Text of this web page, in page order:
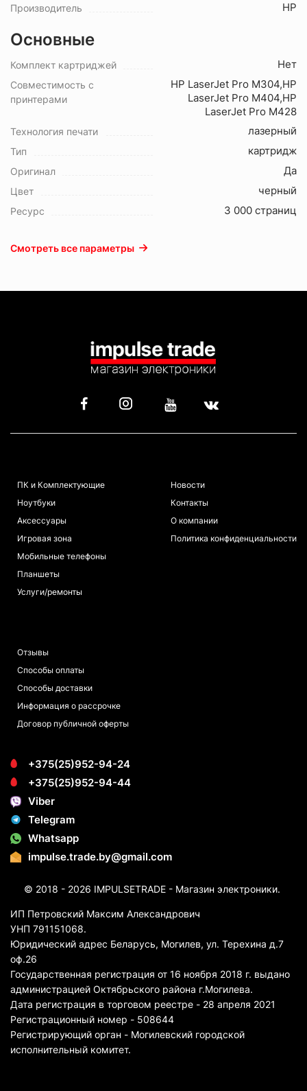
Производитель HP
Основные
Комплект картриджей Нет
Совместимость с
принтерами
HP LaserJet Pro M304,HP
LaserJet Pro M404,HP
LaserJet Pro M428
Технология печати лазерный
Тип картридж
Оригинал Да
Цвет черный
Ресурс 3 000 страниц
Смотреть все параметры
ПК и Комплектующие
Ноутбуки
Аксессуары
Игровая зона
Мобильные телефоны
Планшеты
Услуги/ремонты
Новости
Контакты
О компании
Политика конфиденциальности
Отзывы
Способы оплаты
Способы доставки
Информация о рассрочке
Договор публичной оферты
+375(25)952-94-24
+375(25)952-94-44
Viber
Telegram
Whatsapp
impulse.trade.by@gmail.com
© 2018 - 2026 IMPULSETRADE - Магазин электроники.
ИП Петровский Максим Александрович
УНП 791151068.
Юридический адрес Беларусь, Могилев, ул. Терехина д.7
оф.26
Государственная регистрация от 16 ноября 2018 г. выдано
администрацией Октябрьского района г.Могилева.
Дата регистрация в торговом реестре - 28 апреля 2021
Регистрационный номер - 508644
Регистрирующий орган - Могилевский городской
исполнительный комитет.